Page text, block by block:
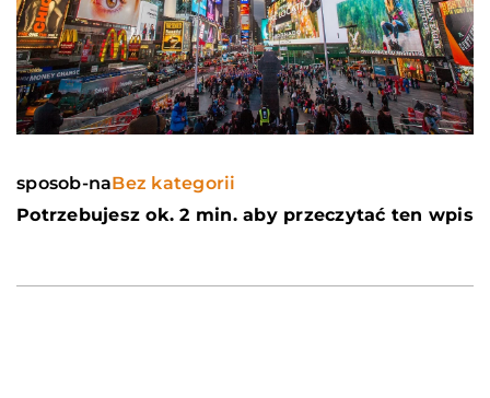
sposob-naBez kategorii
Potrzebujesz ok. 2 min. aby przeczytać ten wpis